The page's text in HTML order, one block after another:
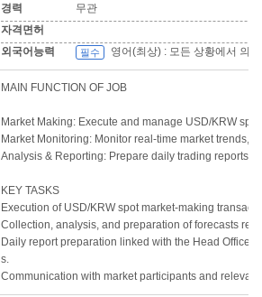
경력
무관
자격면허
외국어능력
필수 영어(최상) : 모든 상황에서 의
MAIN FUNCTION OF JOB
Market Making: Execute and manage USD/KRW
Market Monitoring: Monitor real-time market trends,
Analysis & Reporting: Prepare daily trading reports,
KEY TASKS
Execution of USD/KRW spot market-making
Collection, analysis, and preparation of forecasts
Daily report preparation linked with the Head
s.
Communication with market participants and